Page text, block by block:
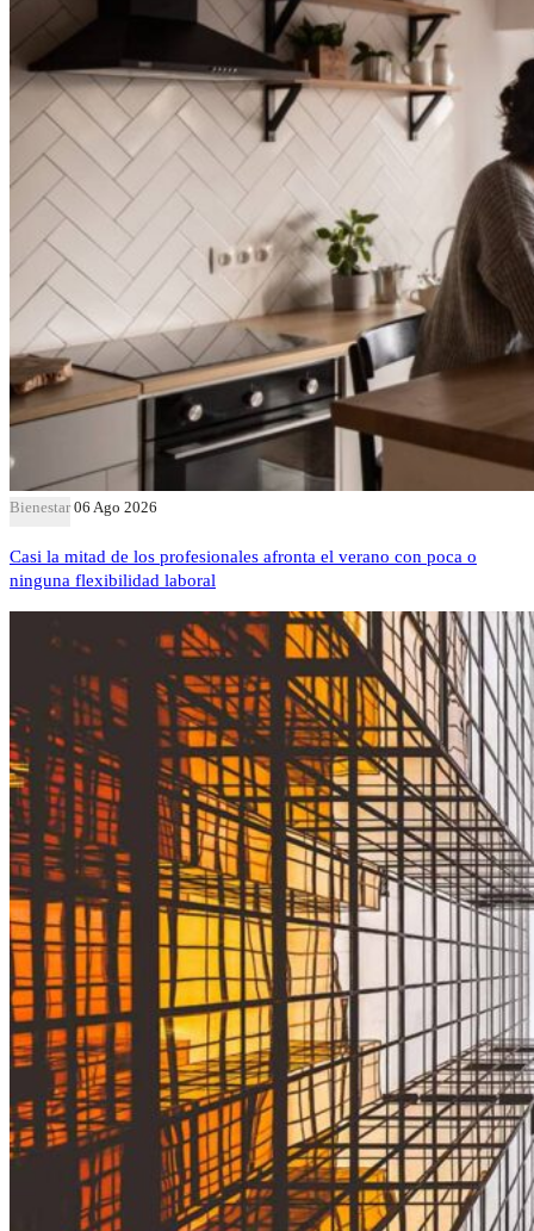
Bienestar 06 Ago 2026
Casi la mitad de los profesionales afronta el verano con poca o
ninguna flexibilidad laboral